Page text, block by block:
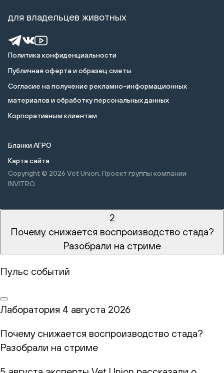
Политика конфиденциальности
Публичная оферта и образец сметы
Cогласие на получение рекламно-информационных
материалов и обработку персональных данных
Корпоративным клиентам
Бланки АГРО
Карта сайта
Copyright © 2026 Vet Union. Проект группы компании
INVITRO.
для владельцев животных
2
Почему снижается воспроизводство стада?
Разобрали на стриме
Пульс событий
Лаборатория 4 августа 2026
Почему снижается воспроизводство стада?
Разобрали на стриме